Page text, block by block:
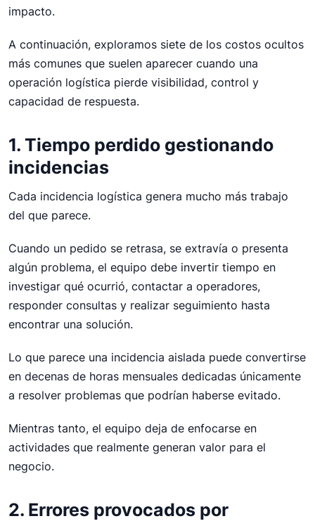
impacto.
A continuación, exploramos siete de los costos ocultos
más comunes que suelen aparecer cuando una
operación logística pierde visibilidad, control y
capacidad de respuesta.
1. Tiempo perdido gestionando
incidencias
Cada incidencia logística genera mucho más trabajo
del que parece.
Cuando un pedido se retrasa, se extravía o presenta
algún problema, el equipo debe invertir tiempo en
investigar qué ocurrió, contactar a operadores,
responder consultas y realizar seguimiento hasta
encontrar una solución.
Lo que parece una incidencia aislada puede convertirse
en decenas de horas mensuales dedicadas únicamente
a resolver problemas que podrían haberse evitado.
Mientras tanto, el equipo deja de enfocarse en
actividades que realmente generan valor para el
negocio.
2. Errores provocados por